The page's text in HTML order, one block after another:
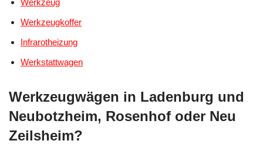
Werkzeugkoffer
Infrarotheizung
Werkstattwagen
Werkzeugwägen in Ladenburg und
Neubotzheim, Rosenhof oder Neu
Zeilsheim?